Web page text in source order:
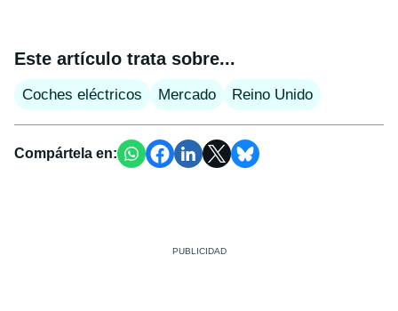
Este artículo trata sobre...
Coches eléctricos Mercado Reino Unido
Compártela en: